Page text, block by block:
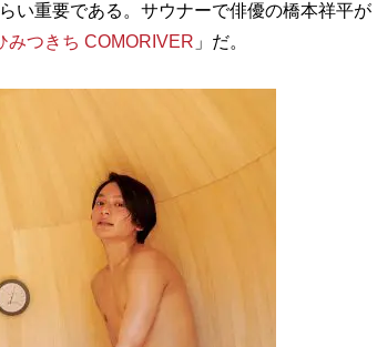
い重要である。サウナーで俳優の橋本祥平が
みつきち COMORIVER 」だ。